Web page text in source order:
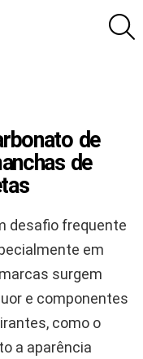
de
de
desafio frequente
em
surgem
e componentes
como o
a aparência